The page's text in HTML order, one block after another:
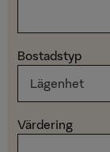
Bostadstyp
Värdering